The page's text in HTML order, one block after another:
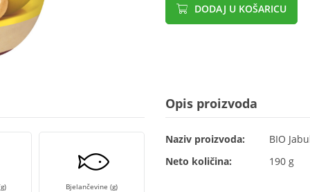
DODAJ U KOŠARICU
Bjelančevine (g)
Opis proizvoda
Naziv proizvoda:
BIO
Neto količina:
190 g